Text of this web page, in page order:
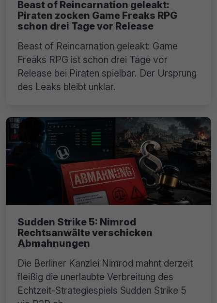
Beast of Reincarnation geleakt:
Piraten zocken Game Freaks RPG
schon drei Tage vor Release
Beast of Reincarnation geleakt: Game
Freaks RPG ist schon drei Tage vor
Release bei Piraten spielbar. Der Ursprung
des Leaks bleibt unklar.
Sudden Strike 5: Nimrod
Rechtsanwälte verschicken
Abmahnungen
Die Berliner Kanzlei Nimrod mahnt derzeit
fleißig die unerlaubte Verbreitung des
Echtzeit-Strategiespiels Sudden Strike 5